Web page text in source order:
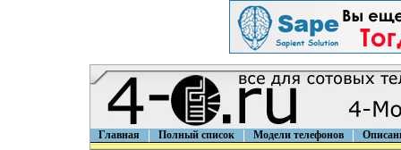
Главная Полный список Модели телефонов